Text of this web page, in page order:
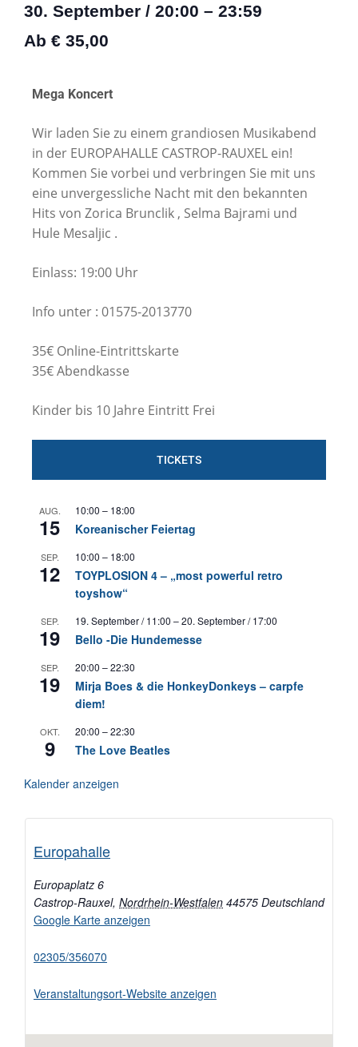
30. September / 20:00 – 23:59
Ab € 35,00
Mega Koncert
Wir laden Sie zu einem grandiosen Musikabend
in der EUROPAHALLE CASTROP-RAUXEL ein!
Kommen Sie vorbei und verbringen Sie mit uns
eine unvergessliche Nacht mit den bekannten
Hits von Zorica Brunclik , Selma Bajrami und
Hule Mesaljic .
Einlass: 19:00 Uhr
Info unter : 01575-2013770
35€ Online-Eintrittskarte
35€ Abendkasse
Kinder bis 10 Jahre Eintritt Frei
TICKETS
AUG.
15
10:00 – 18:00
Koreanischer Feiertag
SEP.
12
10:00 – 18:00
TOYPLOSION 4 – „most powerful retro
toyshow“
SEP.
19
19. September / 11:00 –20. September / 17:00
Bello -Die Hundemesse
SEP.
19
20:00 –22:30
Mirja Boes & die HonkeyDonkeys – carpfe
diem!
OKT.
9
20:00 –22:30
The Love Beatles
Kalender anzeigen
Europahalle
Europaplatz 6
Castrop-Rauxel, Nordrhein-Westfalen 44575 Deutschland
Google Karte anzeigen
02305/356070
Veranstaltungsort-Website anzeigen